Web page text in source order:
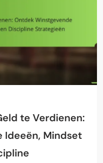
te Verdienen:
Ideeën, Mindset